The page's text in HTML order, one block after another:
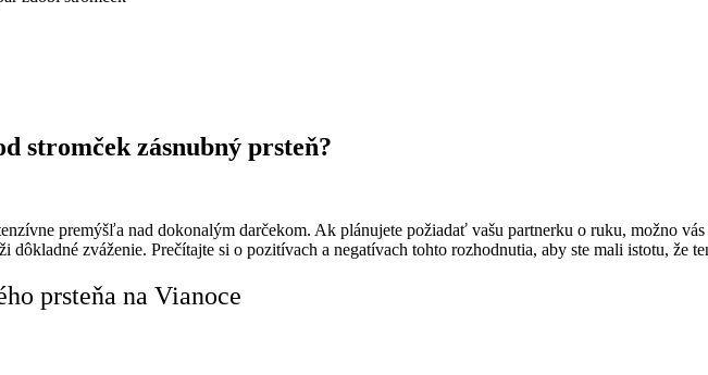
stromček zásnubný prsteň?
premýšľa nad dokonalým darčekom. Ak plánujete požiadať vašu partnerku o ruku, možno
dôkladné zváženie. Prečítajte si o pozitívach a negatívach tohto rozhodnutia, aby ste mali istotu, že
prsteňa na Vianoce